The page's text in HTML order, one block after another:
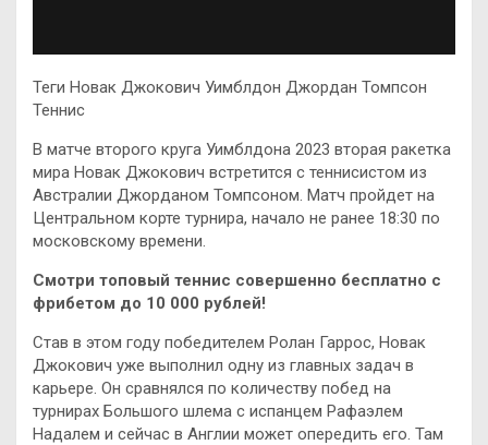
Теги Новак Джокович Уимблдон Джордан Томпсон
Теннис
В матче второго круга Уимблдона 2023 вторая ракетка
мира Новак Джокович встретится с теннисистом из
Австралии Джорданом Томпсоном. Матч пройдет на
Центральном корте турнира, начало не ранее 18:30 по
московскому времени.
Смотри топовый теннис совершенно бесплатно с
фрибетом до 10 000 рублей!
Став в этом году победителем Ролан Гаррос, Новак
Джокович уже выполнил одну из главных задач в
карьере. Он сравнялся по количеству побед на
турнирах Большого шлема с испанцем Рафаэлем
Надалем и сейчас в Англии может опередить его. Там